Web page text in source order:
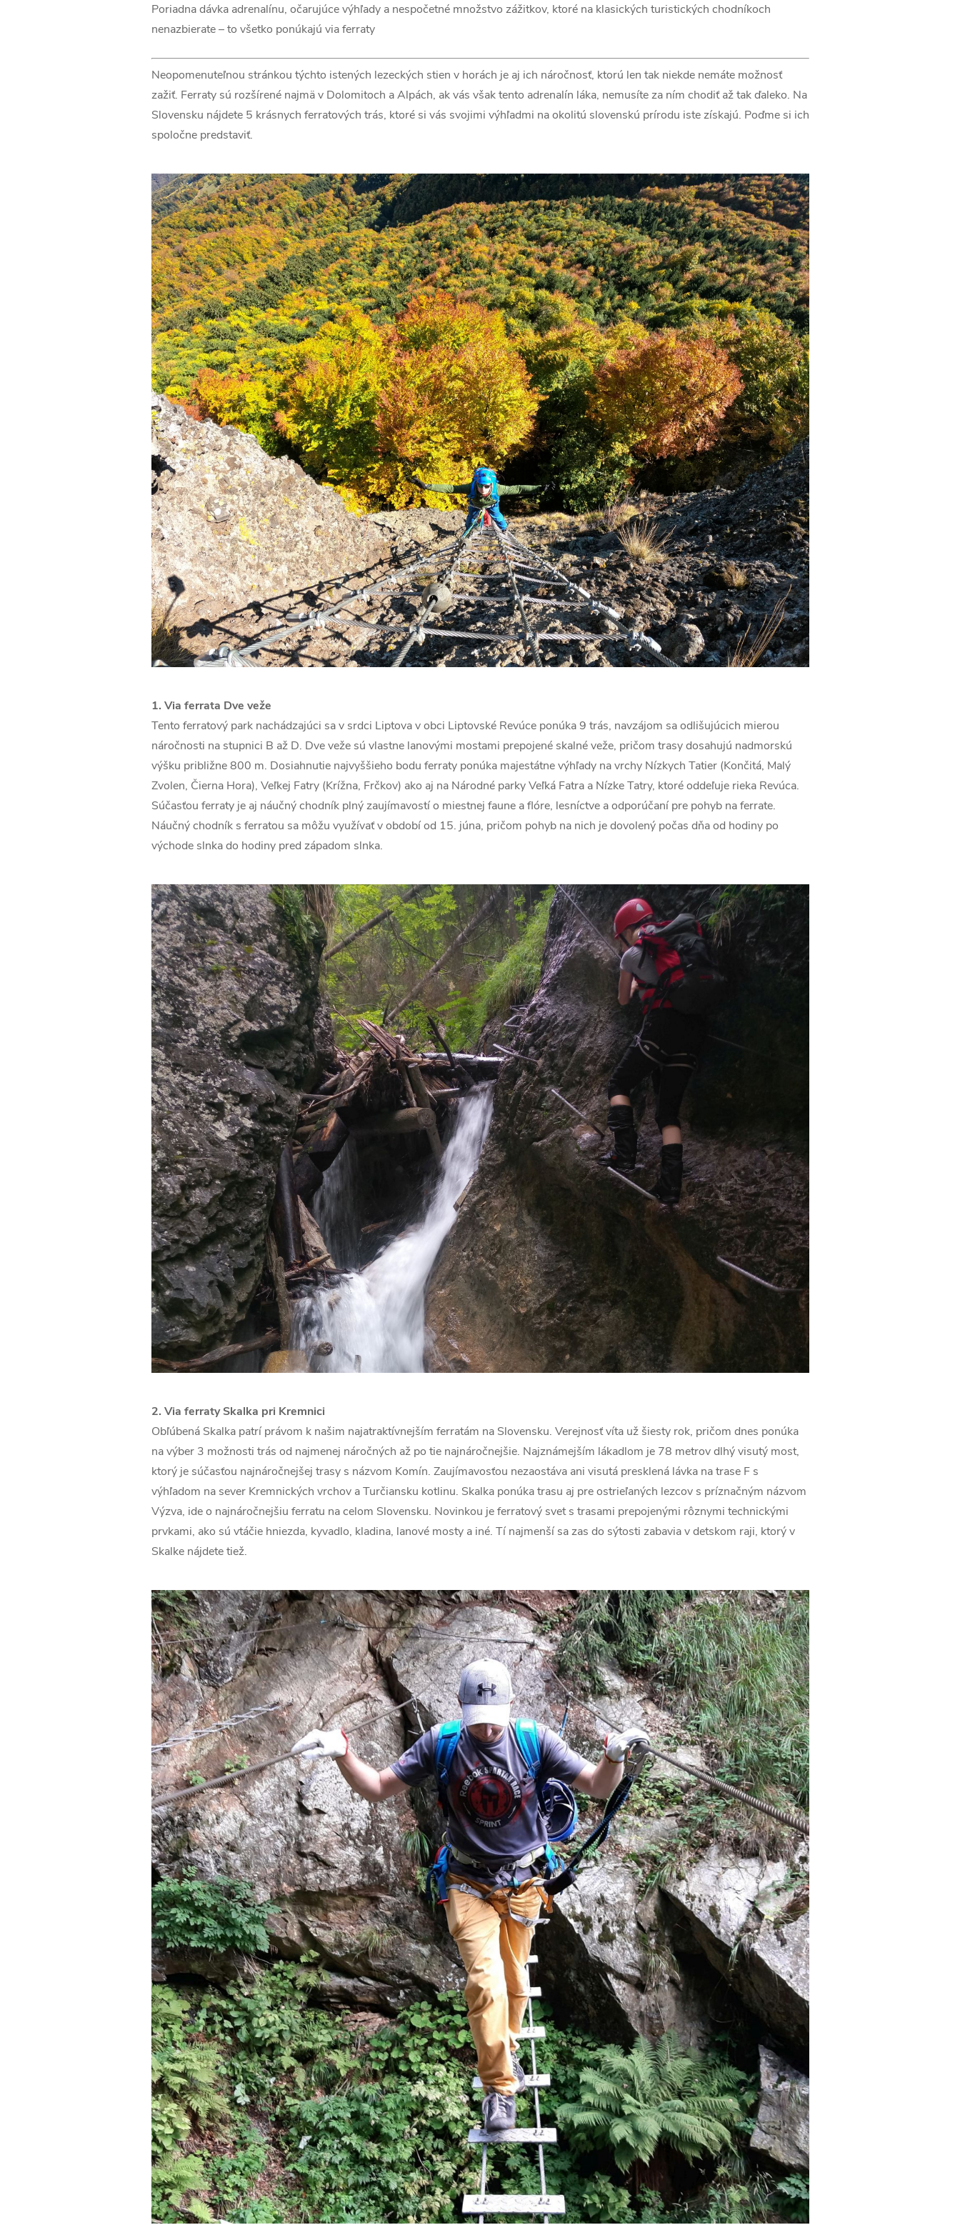
Poriadna dávka adrenalínu, očarujúce výhľady a nespočetné množstvo zážitkov, ktoré na klasických turistických chodníkoch
nenazbierate – to všetko ponúkajú via ferraty
Neopomenuteľnou stránkou týchto istených lezeckých stien v horách je aj ich náročnosť, ktorú len tak niekde nemáte možnosť
zažiť. Ferraty sú rozšírené najmä v Dolomitoch a Alpách, ak vás však tento adrenalín láka, nemusíte za ním chodiť až tak ďaleko. Na
Slovensku nájdete 5 krásnych ferratových trás, ktoré si vás svojimi výhľadmi na okolitú slovenskú prírodu iste získajú. Poďme si ich
spoločne predstaviť.
1. Via ferrata Dve veže
Tento ferratový park nachádzajúci sa v srdci Liptova v obci Liptovské Revúce ponúka 9 trás, navzájom sa odlišujúcich mierou
náročnosti na stupnici B až D. Dve veže sú vlastne lanovými mostami prepojené skalné veže, pričom trasy dosahujú nadmorskú
výšku približne 800 m. Dosiahnutie najvyššieho bodu ferraty ponúka majestátne výhľady na vrchy Nízkych Tatier (Končitá, Malý
Zvolen, Čierna Hora), Veľkej Fatry (Krížna, Frčkov) ako aj na Národné parky Veľká Fatra a Nízke Tatry, ktoré oddeľuje rieka Revúca.
Súčasťou ferraty je aj náučný chodník plný zaujímavostí o miestnej faune a flóre, lesníctve a odporúčaní pre pohyb na ferrate.
Náučný chodník s ferratou sa môžu využívať v období od 15. júna, pričom pohyb na nich je dovolený počas dňa od hodiny po
východe slnka do hodiny pred západom slnka.
2. Via ferraty Skalka pri Kremnici
Obľúbená Skalka patrí právom k našim najatraktívnejším ferratám na Slovensku. Verejnosť víta už šiesty rok, pričom dnes ponúka
na výber 3 možnosti trás od najmenej náročných až po tie najnáročnejšie. Najznámejším lákadlom je 78 metrov dlhý visutý most,
ktorý je súčasťou najnáročnejšej trasy s názvom Komín. Zaujímavosťou nezaostáva ani visutá presklená lávka na trase F s
výhľadom na sever Kremnických vrchov a Turčiansku kotlinu. Skalka ponúka trasu aj pre ostrieľaných lezcov s príznačným názvom
Výzva, ide o najnáročnejšiu ferratu na celom Slovensku. Novinkou je ferratový svet s trasami prepojenými rôznymi technickými
prvkami, ako sú vtáčie hniezda, kyvadlo, kladina, lanové mosty a iné. Tí najmenší sa zas do sýtosti zabavia v detskom raji, ktorý v
Skalke nájdete tiež.